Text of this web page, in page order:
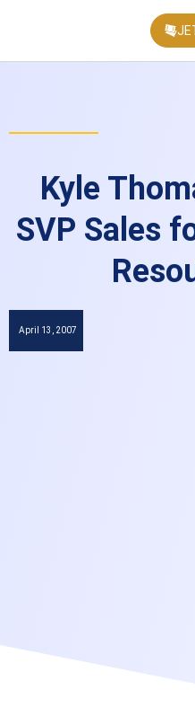
Kyle
SVP Sales
April 13, 2007